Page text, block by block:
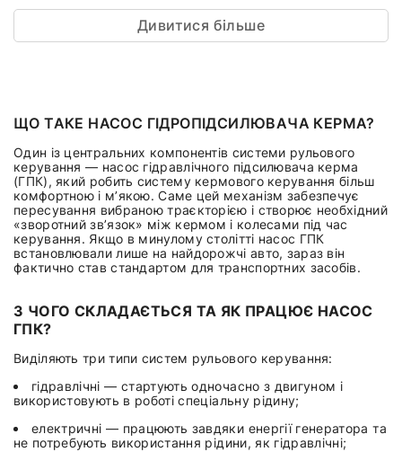
Дивитися більше
ЩО ТАКЕ НАСОС ГІДРОПІДСИЛЮВАЧА КЕРМА?
Один із центральних компонентів системи рульового
керування — насос гідравлічного підсилювача керма
(ГПК), який робить систему кермового керування більш
комфортною і м’якою. Саме цей механізм забезпечує
пересування вибраною траєкторією і створює необхідний
«зворотний зв’язок» між кермом і колесами під час
керування. Якщо в минулому столітті насос ГПК
встановлювали лише на найдорожчі авто, зараз він
фактично став стандартом для транспортних засобів.
З ЧОГО СКЛАДАЄТЬСЯ ТА ЯК ПРАЦЮЄ НАСОС
ГПК?
Виділяють три типи систем рульового керування:
гідравлічні — стартують одночасно з двигуном і
використовують в роботі спеціальну рідину;
електричні — працюють завдяки енергії генератора та
не потребують використання рідини, як гідравлічні;